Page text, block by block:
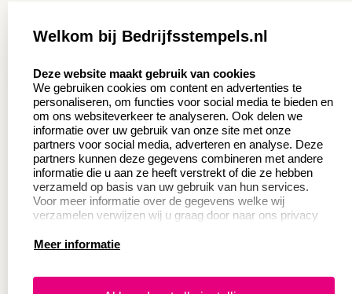
Aanvraag op maat
Wederverkoper
worden
Sale
Betaling & Verzending
Contact opnemen
Veel gestelde vragen
Retourneren
Herroepingsrecht
Productinformatie:
Instructie voor
Aanleverspecificaties
Welkom bij Bedrijfsstempels.nl
Deze website maakt gebruik van cookies
We gebruiken cookies om content en advertenties te
personaliseren, om functies voor social media te bieden en
om ons websiteverkeer te analyseren. Ook delen we
informatie over uw gebruik van onze site met onze
partners voor social media, adverteren en analyse. Deze
partners kunnen deze gegevens combineren met andere
informatie die u aan ze heeft verstrekt of die ze hebben
verzameld op basis van uw gebruik van hun services.
Voor meer informatie over de gegevens welke wij
verzamelen verwijzen wij u graag door naar ons privacy
Meer informatie